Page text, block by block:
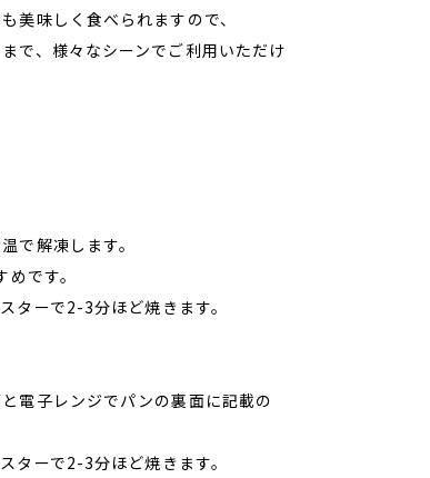
美味しく食べられますので、
で、様々なシーンでご利用いただけ
で解凍します。
です。
ターで2-3分ほど焼きます。
電子レンジでパンの裏面に記載の
ターで2-3分ほど焼きます。